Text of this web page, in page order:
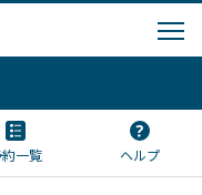
約一覧 ヘルプ